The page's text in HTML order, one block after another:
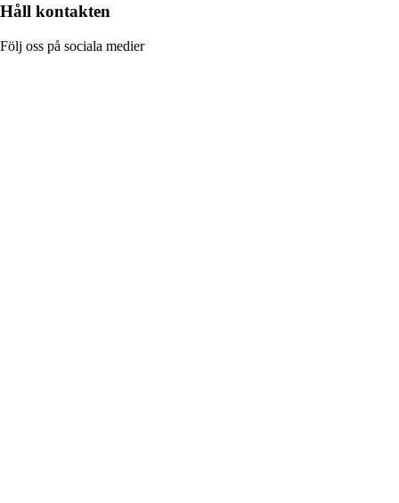
Håll kontakten
Följ oss på sociala medier